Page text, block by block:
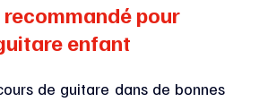
pour
enfant
de guitare dans de bonnes